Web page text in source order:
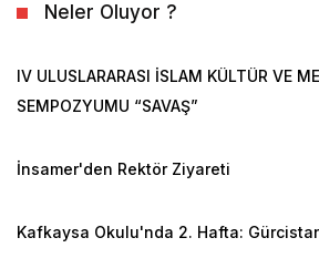
Neler Oluyor ?
IV ULUSLARARASI İSLAM KÜLTÜR VE
SEMPOZYUMU “SAVAŞ”
İnsamer'den Rektör Ziyareti
Kafkaysa Okulu'nda 2. Hafta: